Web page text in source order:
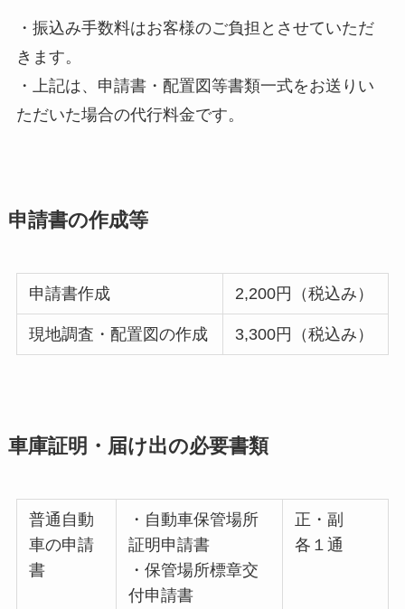
・振込み手数料はお客様のご負担とさせていただ
きます。
・上記は、申請書・配置図等書類一式をお送りい
ただいた場合の代行料金です。
申請書の作成等
申請書作成 2,200円（税込み）
現地調査・配置図の作成 3,300円（税込み）
車庫証明・届け出の必要書類
普通自動
車の申請
書
・自動車保管場所
証明申請書
・保管場所標章交
付申請書
正・副
各１通